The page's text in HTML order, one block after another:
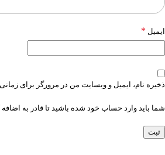
ایمیل *
ذخیره نام، ایمیل و وبسایت من در مرورگر برای
شما باید وارد حساب خود شده باشید تا قادر به